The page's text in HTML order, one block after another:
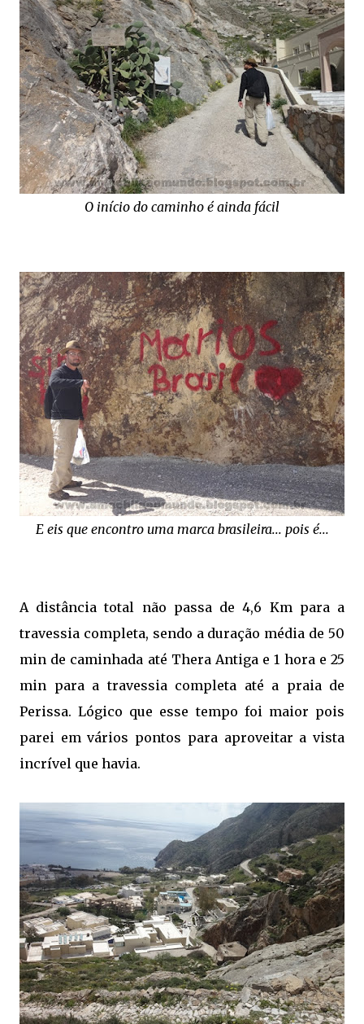
O início do caminho é ainda fácil
E eis que encontro uma marca brasileira... pois é...
A distância total não passa de 4,6 Km para a
travessia completa, sendo a duração média de 50
min de caminhada até Thera Antiga e 1 hora e 25
min para a travessia completa até a praia de
Perissa. Lógico que esse tempo foi maior pois
parei em vários pontos para aproveitar a vista
incrível que havia.